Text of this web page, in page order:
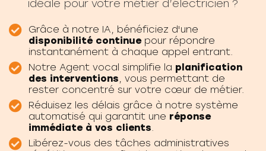
idéale pour votre métier d’électricien ?
Grâce à notre IA, bénéficiez d'une
disponibilité continuepour répondre
instantanément à chaque appel entrant.
Notre Agent vocal simplifie la planification
des interventions, vous permettant de
rester concentré sur votre cœur de métier.
Réduisez les délais grâce à notre système
automatisé qui garantit une réponse
immédiate à vos clients.
Libérez-vous des tâches administratives